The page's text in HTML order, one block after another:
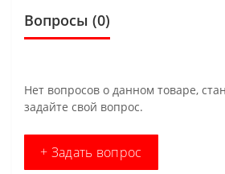
Вопросы (0)
Нет вопросов о данном товаре,
задайте свой вопрос.
+ Задать вопрос